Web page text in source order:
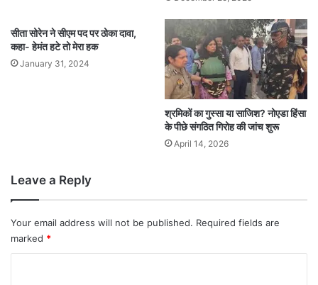
सीता सोरेन ने सीएम पद पर ठोका दावा,
कहा- हेमंत हटे तो मेरा हक
January 31, 2024
श्रमिकों का गुस्सा या साजिश? नोएडा हिंसा
के पीछे संगठित गिरोह की जांच शुरू
April 14, 2026
Leave a Reply
Your email address will not be published. Required fields are
marked *